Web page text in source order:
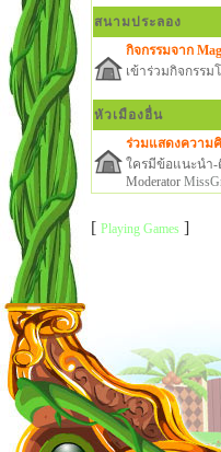
สนามประลอง
กิจกรรมจาก
เข้าร่วมกิจกรรม
หัวเมืองอื่น
ร่วมแสดงความคิ
ใครมีข้อแนะนำ-
Moderator
[ Playing Games ]